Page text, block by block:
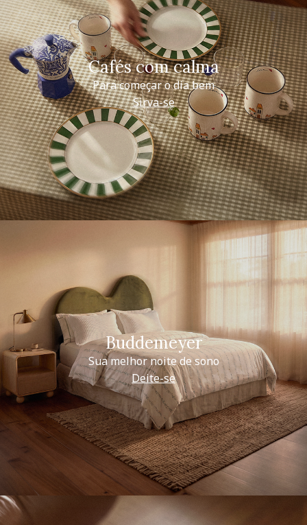
Cafés com calma
Para começar o dia bem
Sirva-se
Buddemeyer
Sua melhor noite de sono
Deite-se